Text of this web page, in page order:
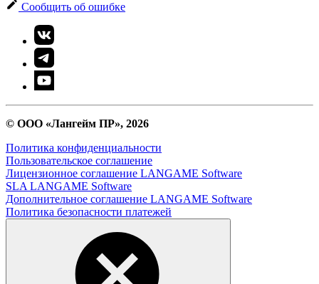
Сообщить об ошибке
© ООО «Лангейм ПР», 2026
Политика конфиденциальности
Пользовательское соглашение
Лицензионное соглашение LANGAME Software
SLA LANGAME Software
Дополнительное соглашение LANGAME Software
Политика безопасности платежей